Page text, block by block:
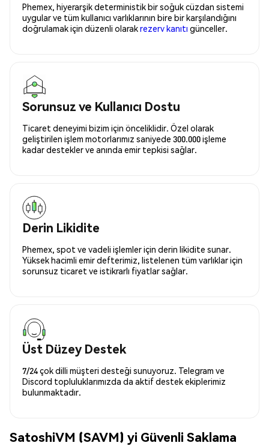
Phemex, hiyerarşik deterministik bir soğuk cüzdan sistemi
uygular ve tüm kullanıcı varlıklarının bire bir karşılandığını
doğrulamak için düzenli olarakrezerv kanıtı günceller.
Sorunsuz ve Kullanıcı Dostu
Ticaret deneyimi bizim için önceliklidir. Özel olarak
geliştirilen işlem motorlarımız saniyede 300.000 işleme
kadar destekler ve anında emir tepkisi sağlar.
Derin Likidite
Phemex, spot ve vadeli işlemler için derin likidite sunar.
Yüksek hacimli emir defterimiz, listelenen tüm varlıklar için
sorunsuz ticaret ve istikrarlı fiyatlar sağlar.
Üst Düzey Destek
7/24 çok dilli müşteri desteği sunuyoruz. Telegram ve
Discord topluluklarımızda da aktif destek ekiplerimiz
bulunmaktadır.
SatoshiVM (SAVM) yi Güvenli Saklama